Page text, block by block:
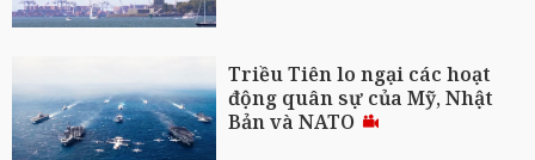
Triều Tiên lo ngại các hoạt
động quân sự của Mỹ, Nhật
Bản và NATO